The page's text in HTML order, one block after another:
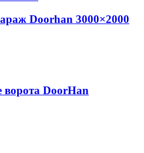
Doorhan 3000×2000
DoorHan